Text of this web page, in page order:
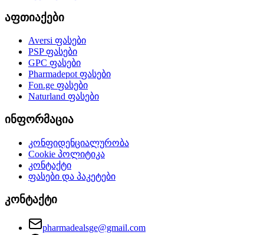
აფთიაქები
Aversi ფასები
PSPფასები
GPC ფასები
Pharmadepotფასები
Fon.ge ფასები
Naturland ფასები
ინფორმაცია
კონფიდენციალურობა
Cookie პოლიტიკა
კონტაქტი
ფასები და პაკეტები
კონტაქტი
pharmadealsge@gmail.com